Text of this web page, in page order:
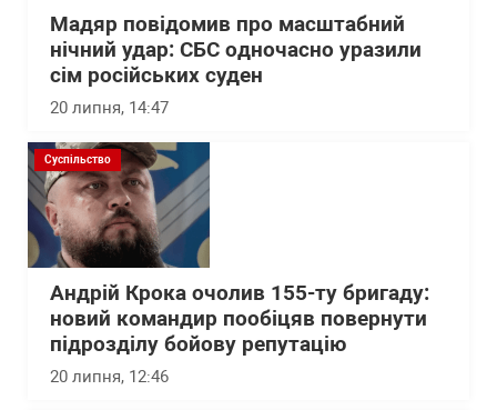
Мадяр повідомив про масштабний
нічний удар: СБС одночасно уразили
сім російських суден
20 липня, 14:47
Суспільство
Андрій Крока очолив 155-ту бригаду:
новий командир пообіцяв повернути
підрозділу бойову репутацію
20 липня, 12:46